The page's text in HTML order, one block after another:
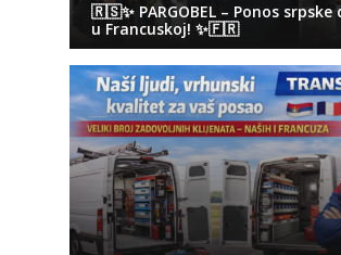
🇷🇸✨ PARGOBEL – Ponos
u Francuskoj! ✨🇫🇷